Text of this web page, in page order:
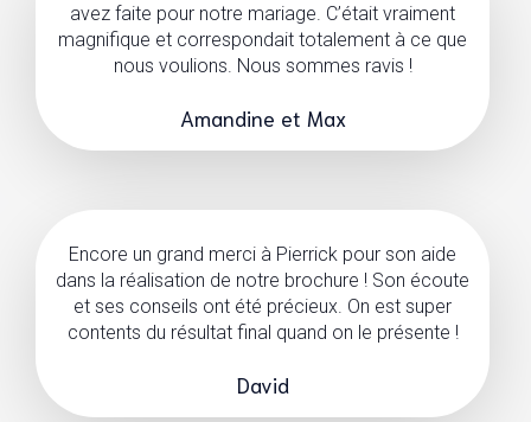
avez faite pour notre mariage. C’était vraiment
magnifique et correspondait totalement à ce que
nous voulions. Nous sommes ravis !
Amandine et Max
Encore un grand merci à Pierrick pour son aide
dans la réalisation de notre brochure ! Son écoute
et ses conseils ont été précieux. On est super
contents du résultat final quand on le présente !
David